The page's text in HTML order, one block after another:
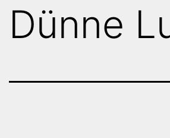
Dünne